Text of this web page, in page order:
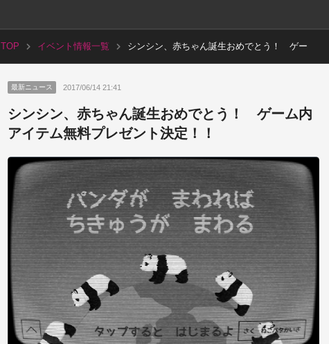
TOP イベント情報一覧
シンシン、赤ちゃん誕生おめでとう！ ゲー
最新ニュース 2017/06/14 21:41
シンシン、赤ちゃん誕生おめでとう！ ゲーム内
アイテム無料プレゼント決定！！